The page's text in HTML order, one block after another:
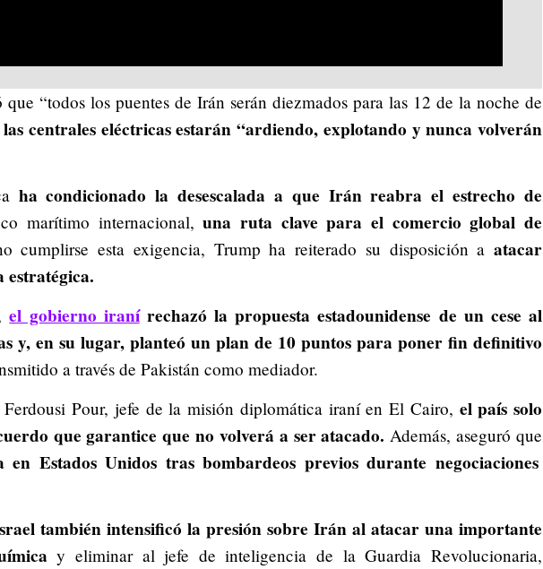
“todos los puentes de Irán serán diezmados para las 12 de la noche de
las centrales eléctricas estarán “ardiendo, explotando y nunca volverán
ha condicionado la desescalada a que Irán reabra el estrecho de
marítimo internacional, una ruta clave para el comercio global de
cumplirse esta exigencia, Trump ha reiterado su disposición a atacar
el gobierno iranírechazó la propuesta estadounidense de un cese al
y, en su lugar, planteó un plan de 10 puntos para poner fin definitivo
a través de Pakistán como mediador.
Pour, jefe de la misión diplomática iraní en El Cairo, el país solo
que garantice que no volverá a ser atacado. Además, aseguró que
Estados Unidos tras bombardeos previos durante negociaciones
también intensificó la presión sobre Irán al atacar una importante
y eliminar al jefe de inteligencia de la Guardia Revolucionaria,